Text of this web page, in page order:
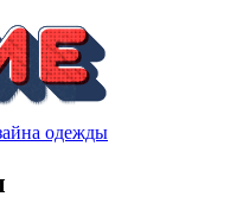
одежды